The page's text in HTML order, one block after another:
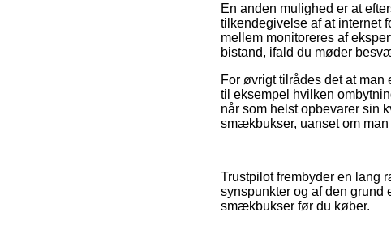
En anden mulighed er at
tilkendegivelse af at internet
mellem monitoreres af
bistand, ifald du møder
For øvrigt tilrådes det at
til eksempel hvilken
når som helst opbevarer sin
smækbukser, uanset om
Trustpilot frembyder en lang
synspunkter og af den grund
smækbukser før du køber.